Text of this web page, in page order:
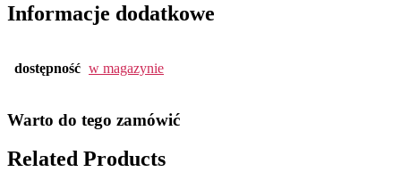
Informacje dodatkowe
dostępność w magazynie
Warto do tego zamówić
Related Products